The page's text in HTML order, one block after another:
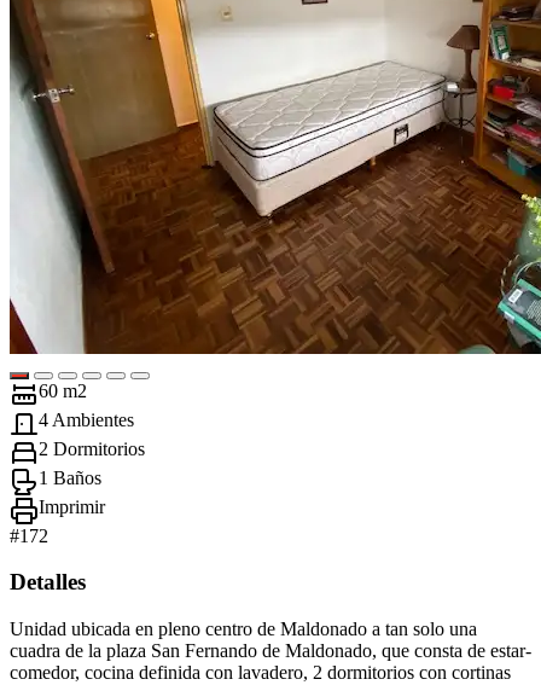
60 m2
4 Ambientes
2 Dormitorios
1 Baños
Imprimir
#172
Detalles
Unidad ubicada en pleno centro de Maldonado a tan solo una
cuadra de la plaza San Fernando de Maldonado, que consta de estar-
comedor, cocina definida con lavadero, 2 dormitorios con cortinas